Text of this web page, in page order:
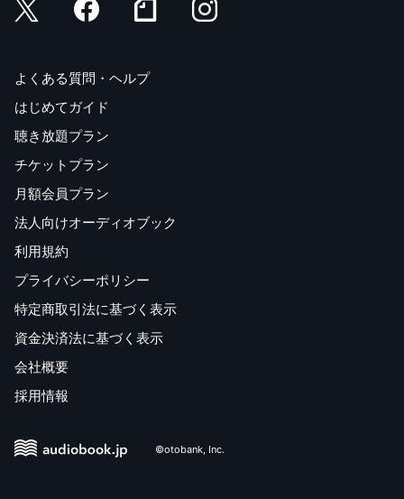
よくある質問・ヘルプ
はじめてガイド
聴き放題プラン
チケットプラン
月額会員プラン
法人向けオーディオブック
利用規約
プライバシーポリシー
特定商取引法に基づく表示
資金決済法に基づく表示
会社概要
採用情報
©otobank, Inc.